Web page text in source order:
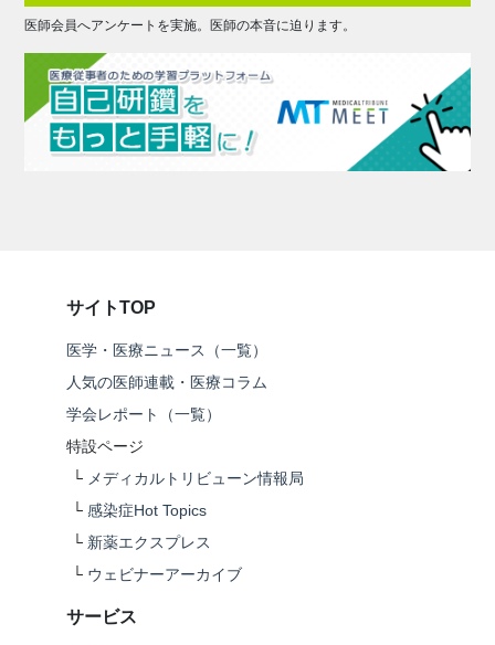
医師会員へアンケートを実施。医師の本音に迫ります。
サイトTOP
医学・医療ニュース（一覧）
人気の医師連載・医療コラム
学会レポート（一覧）
特設ページ
└ メディカルトリビューン情報局
└ 感染症Hot Topics
└ 新薬エクスプレス
└ ウェビナーアーカイブ
サービス